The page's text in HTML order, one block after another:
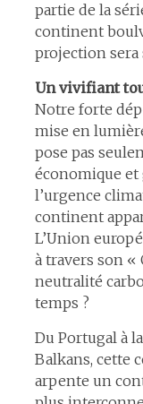
partie de la
continent
projection sera
Un vivifiant
Notre forte
mise en
pose pas
économique et
l’urgence
continent
L’Union
à travers son «
neutralité
temps ?
Du Portugal à
Balkans, cette
arpente un